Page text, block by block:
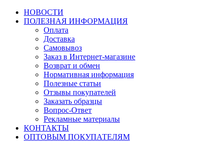
НОВОСТИ
ПОЛЕЗНАЯ ИНФОРМАЦИЯ
Оплата
Доставка
Самовывоз
Заказ в Интернет-магазине
Возврат и обмен
Нормативная информация
Полезные статьи
Отзывы покупателей
Заказать образцы
Вопрос-Ответ
Рекламные материалы
КОНТАКТЫ
ОПТОВЫМ ПОКУПАТЕЛЯМ